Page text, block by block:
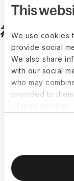
This
We use cookies
provide social
We also share
with our social
who may
provided to
為成長打造
名義雇主
我們在超過 150